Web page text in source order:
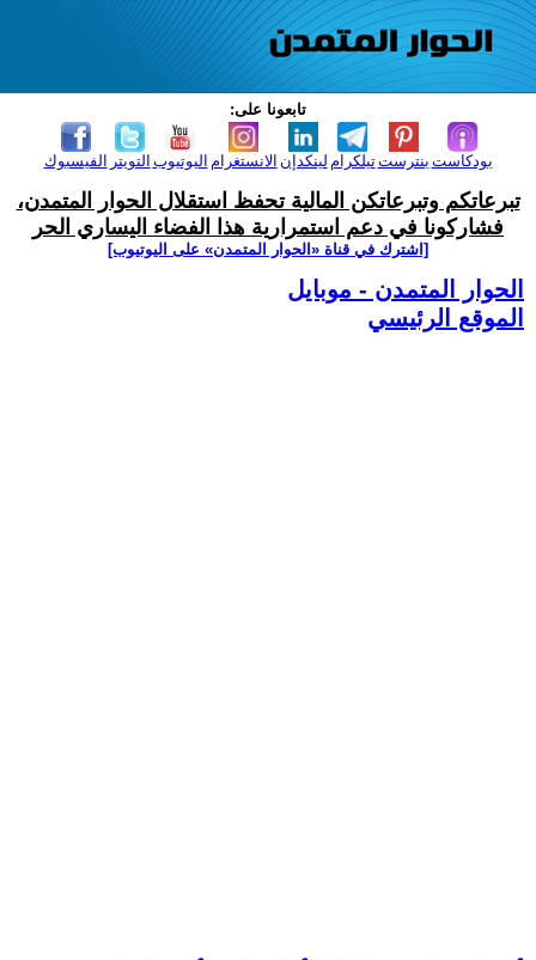
تابعونا على:
الفيسبوك التويتر اليوتيوب الانستغرام لينكدإن تيلكرامبنترست بودكاست
تبرعاتكم وتبرعاتكن المالية تحفظ استقلال الحوار المتمدن،
فشاركونا في دعم استمرارية هذا الفضاء اليساري الحر
[اشترك في قناة ‫«الحوار المتمدن» على اليوتيوب]
الحوار المتمدن - موبايل
الموقع الرئيسي